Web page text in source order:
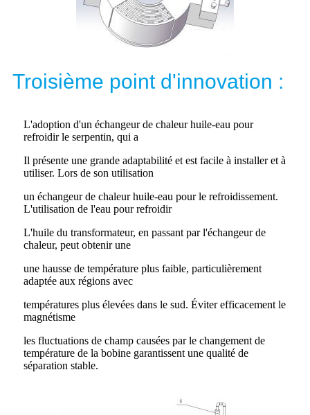
Troisième point d'innovation :
L'adoption d'un échangeur de chaleur huile-eau pour
refroidir le serpentin, qui a
Il présente une grande adaptabilité et est facile à installer et à
utiliser. Lors de son utilisation
un échangeur de chaleur huile-eau pour le refroidissement.
L'utilisation de l'eau pour refroidir
L'huile du transformateur, en passant par l'échangeur de
chaleur, peut obtenir une
une hausse de température plus faible, particulièrement
adaptée aux régions avec
températures plus élevées dans le sud. Éviter efficacement le
magnétisme
les fluctuations de champ causées par le changement de
température de la bobine garantissent une qualité de
séparation stable.